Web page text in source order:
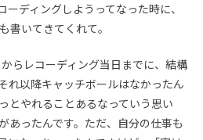
ーディングしようってなった時に、
書いてきてくれて。
からレコーディング当日までに、結構
れ以降キャッチボールはなかったん
とやれることあるなっていう思い
あったんです。ただ、自分の仕事も